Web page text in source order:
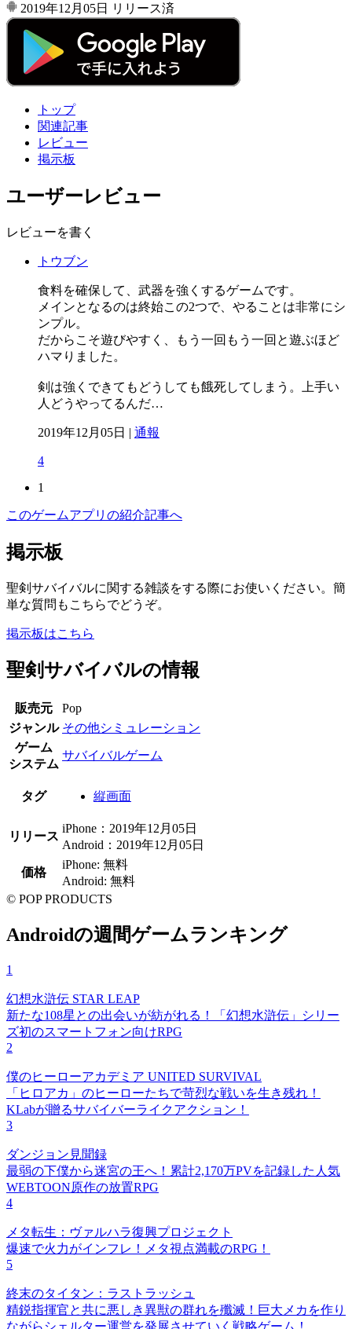
2019年12月05日
リリース済
トップ
関連記事
レビュー
掲示板
ユーザーレビュー
レビューを書く
トウブン
食料を確保して、武器を強くするゲームです。
メインとなるのは終始この2つで、やることは非常にシ
ンプル。
だからこそ遊びやすく、もう一回もう一回と遊ぶほど
ハマりました。
剣は強くできてもどうしても餓死してしまう。上手い
人どうやってるんだ…
2019年12月05日 | 通報
4
1
このゲームアプリの紹介記事へ
掲示板
聖剣サバイバルに関する雑談をする際にお使いください。簡
単な質問もこちらでどうぞ。
掲示板はこちら
聖剣サバイバルの情報
販売元
Pop
ジャンル その他シミュレーション
ゲーム
システム
サバイバルゲーム
タグ 縦画面
リリース
iPhone：2019年12月05日
Android：2019年12月05日
価格
iPhone: 無料
Android: 無料
© POP PRODUCTS
Androidの週間ゲームランキング
1
幻想水滸伝 STAR LEAP
新たな108星との出会いが紡がれる！「幻想水滸伝」シリー
ズ初のスマートフォン向けRPG
2
僕のヒーローアカデミア UNITED SURVIVAL
「ヒロアカ」のヒーローたちで苛烈な戦いを生き残れ！
KLabが贈るサバイバーライクアクション！
3
ダンジョン見聞録
最弱の下僕から迷宮の王へ！累計2,170万PVを記録した人気
WEBTOON原作の放置RPG
4
メタ転生：ヴァルハラ復興プロジェクト
爆速で火力がインフレ！メタ視点満載のRPG！
5
終末のタイタン：ラストラッシュ
精鋭指揮官と共に悪しき異獣の群れを殲滅！巨大メカを作り